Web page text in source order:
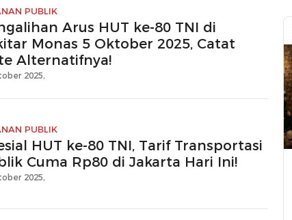
PUBLIK
Arus HUT ke-80 TNI di
Monas 5 Oktober 2025, Catat
Alternatifnya!
2025,
PUBLIK
HUT ke-80 TNI, Tarif Transportasi
Cuma Rp80 di Jakarta Hari Ini!
2025,